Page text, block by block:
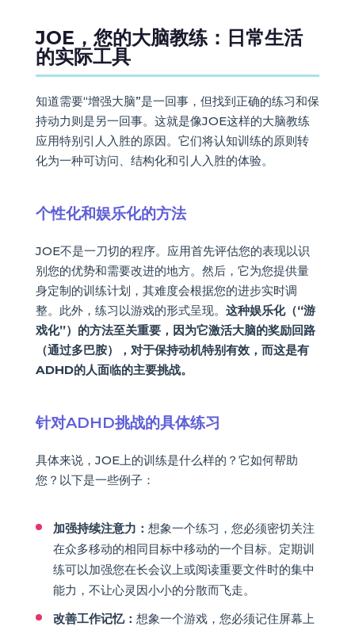
JOE，您的大脑教练：日常生活
的实际工具
知道需要“增强大脑”是一回事，但找到正确的练习和保
持动力则是另一回事。这就是像JOE这样的大脑教练
应用特别引人入胜的原因。它们将认知训练的原则转
化为一种可访问、结构化和引人入胜的体验。
个性化和娱乐化的方法
JOE不是一刀切的程序。应用首先评估您的表现以识
别您的优势和需要改进的地方。然后，它为您提供量
身定制的训练计划，其难度会根据您的进步实时调
整。此外，练习以游戏的形式呈现。 这种娱乐化（“游
戏化”）的方法至关重要，因为它激活大脑的奖励回路
（通过多巴胺），对于保持动机特别有效，而这是有
ADHD的人面临的主要挑战。
针对ADHD挑战的具体练习
具体来说，JOE上的训练是什么样的？它如何帮助
您？以下是一些例子：
加强持续注意力： 想象一个练习，您必须密切关注
在众多移动的相同目标中移动的一个目标。定期训
练可以加强您在长会议上或阅读重要文件时的集中
能力，不让心灵因小小的分散而飞走。
改善工作记忆： 想象一个游戏，您必须记住屏幕上